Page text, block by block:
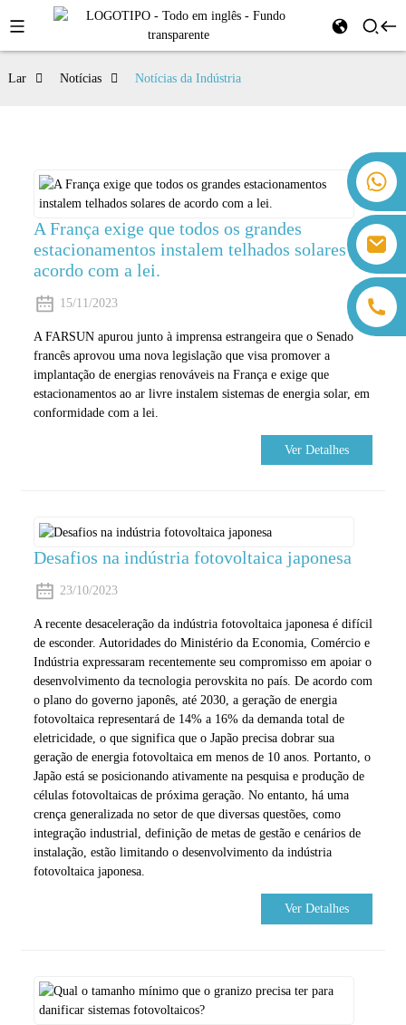
+86 13559179905 Sally Chen
+86 18350266301 Iris Hong
+86 18806057002 Sanborn Guo
sales@farsunpv.com
Lar Notícias Notícias da Indústria
A França exige que todos os grandes
estacionamentos instalem telhados solares de
acordo com a lei.
15/11/2023
A FARSUN apurou junto à imprensa estrangeira que o Senado
francês aprovou uma nova legislação que visa promover a
implantação de energias renováveis ​​na França e exige que
estacionamentos ao ar livre instalem sistemas de energia solar, em
conformidade com a lei.
Ver Detalhes
Desafios na indústria fotovoltaica japonesa
23/10/2023
A recente desaceleração da indústria fotovoltaica japonesa é difícil
de esconder. Autoridades do Ministério da Economia, Comércio e
Indústria expressaram recentemente seu compromisso em apoiar o
desenvolvimento da tecnologia perovskita no país. De acordo com
o plano do governo japonês, até 2030, a geração de energia
fotovoltaica representará de 14% a 16% da demanda total de
eletricidade, o que significa que o Japão precisa dobrar sua
geração de energia fotovoltaica em menos de 10 anos. Portanto, o
Japão está se posicionando ativamente na pesquisa e produção de
células fotovoltaicas de próxima geração. No entanto, há uma
crença generalizada no setor de que diversas questões, como
integração industrial, definição de metas de gestão e cenários de
instalação, estão limitando o desenvolvimento da indústria
fotovoltaica japonesa.
Ver Detalhes